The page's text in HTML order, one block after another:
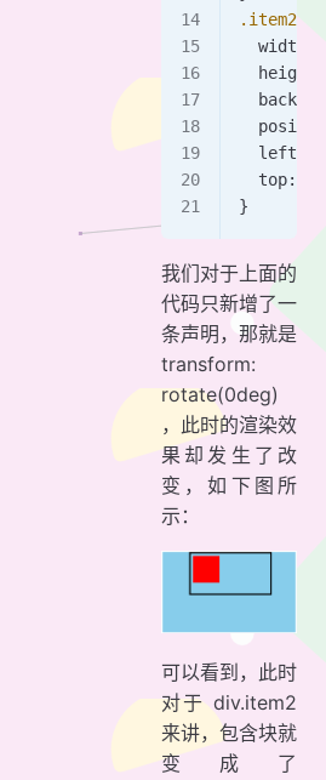
.item2
  width:
  left:
  top:
}
我们对于上面的
代码只新增了一
条声明，那就是
transform:
rotate(0deg)
，此时的渲染效
果却发生了改
变，如下图所
示：
可以看到，此时
对于 div.item2
来讲，包含块就
变成了